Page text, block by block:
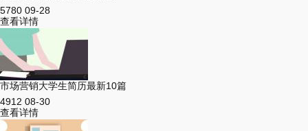
5780 09-28
查看详情
市场营销大学生简历最新10篇
4912 08-30
查看详情